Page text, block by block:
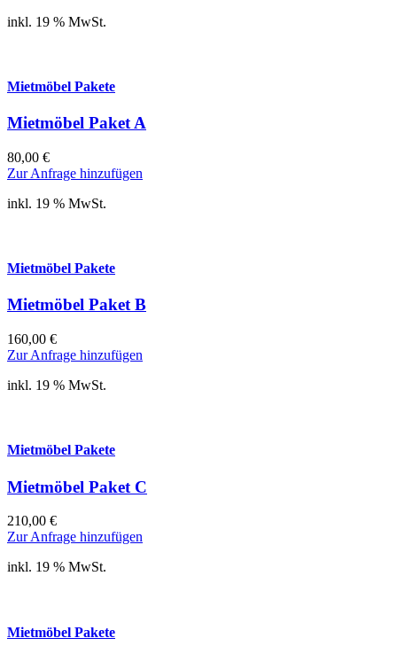
inkl. 19 % MwSt.
Mietmöbel Pakete
Mietmöbel Paket A
80,00 €
Zur Anfrage hinzufügen
inkl. 19 % MwSt.
Mietmöbel Pakete
Mietmöbel Paket B
160,00 €
Zur Anfrage hinzufügen
inkl. 19 % MwSt.
Mietmöbel Pakete
Mietmöbel Paket C
210,00 €
Zur Anfrage hinzufügen
inkl. 19 % MwSt.
Mietmöbel Pakete